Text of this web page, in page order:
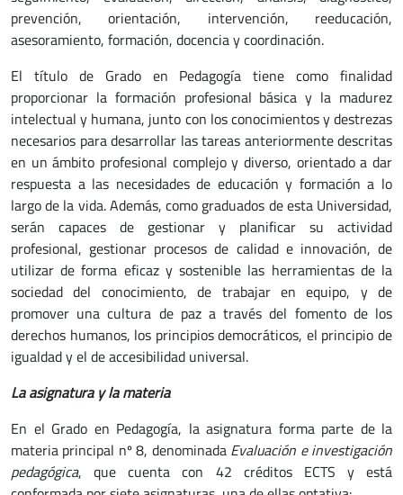
prevención, orientación, intervención, reeducación,
asesoramiento, formación, docencia y coordinación.
El título de Grado en Pedagogía tiene como finalidad
proporcionar la formación profesional básica y la madurez
intelectual y humana, junto con los conocimientos y destrezas
necesarios para desarrollar las tareas anteriormente descritas
en un ámbito profesional complejo y diverso, orientado a dar
respuesta a las necesidades de educación y formación a lo
largo de la vida. Además, como graduados de esta Universidad,
serán capaces de gestionar y planificar su actividad
profesional, gestionar procesos de calidad e innovación, de
utilizar de forma eficaz y sostenible las herramientas de la
sociedad del conocimiento, de trabajar en equipo, y de
promover una cultura de paz a través del fomento de los
derechos humanos, los principios democráticos, el principio de
igualdad y el de accesibilidad universal.
La asignatura y la materia
En el Grado en Pedagogía, la asignatura forma parte de la
materia principal nº 8, denominada Evaluación e investigación
pedagógica, que cuenta con 42 créditos ECTS y está